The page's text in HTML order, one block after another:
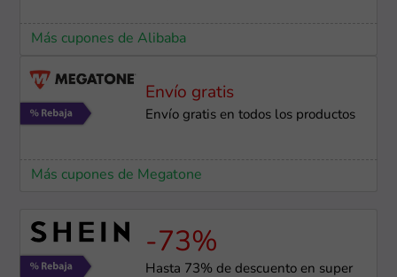
Más cupones de Alibaba
Envío gratis
Envío gratis en todos los productos
Más cupones de Megatone
-73%
Hasta 73% de descuento en super